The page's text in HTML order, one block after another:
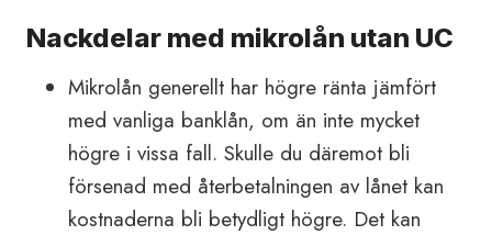
Nackdelar med mikrolån utan UC
Mikrolån generellt har högre ränta jämfört
med vanliga banklån, om än inte mycket
högre i vissa fall. Skulle du däremot bli
försenad med återbetalningen av lånet kan
kostnaderna bli betydligt högre. Det kan